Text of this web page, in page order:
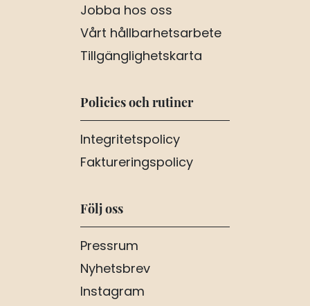
Jobba hos oss
Vårt hållbarhetsarbete
Tillgänglighetskarta
Policies och rutiner
Integritetspolicy
Faktureringspolicy
Följ oss
Pressrum
Nyhetsbrev
Instagram